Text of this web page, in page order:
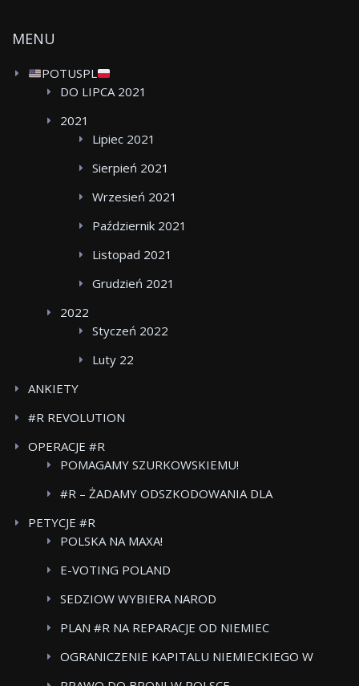
MENU
POTUSPL
DO LIPCA 2021
2021
Lipiec 2021
Sierpień 2021
Wrzesień 2021
Październik 2021
Listopad 2021
Grudzień 2021
2022
Styczeń 2022
Luty 22
ANKIETY
#R REVOLUTION
OPERACJE #R
POMAGAMY SZURKOWSKIEMU!
#R – ŻADAMY ODSZKODOWANIA DLA
CARE
PETYCJE #R
POLSKA NA MAXA!
E-VOTING POLAND
SEDZIOW WYBIERA NAROD
PLAN #R NA REPARACJE OD NIEMIEC
OGRANICZENIE KAPITALU NIEMIECKIEGO W